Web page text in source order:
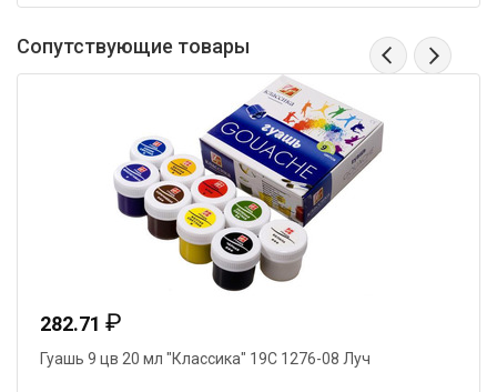
Сопутствующие товары
282.71 ₽
Гуашь 9 цв 20 мл "Классика" 19С 1276-08 Луч